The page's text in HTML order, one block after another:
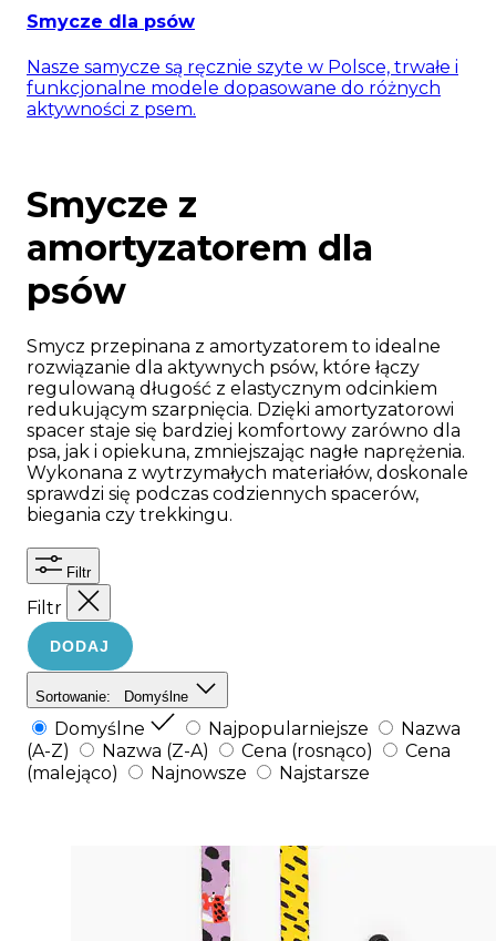
Smycze dla psów
Nasze samycze są ręcznie szyte w Polsce, trwałe i
funkcjonalne modele dopasowane do różnych
aktywności z psem.
Smycze z
amortyzatorem dla
psów
Smycz przepinana z amortyzatorem to idealne
rozwiązanie dla aktywnych psów, które łączy
regulowaną długość z elastycznym odcinkiem
redukującym szarpnięcia. Dzięki amortyzatorowi
spacer staje się bardziej komfortowy zarówno dla
psa, jak i opiekuna, zmniejszając nagłe naprężenia.
Wykonana z wytrzymałych materiałów, doskonale
sprawdzi się podczas codziennych spacerów,
biegania czy trekkingu.
Filtr
Filtr
DODAJ
Sortowanie: Domyślne
Domyślne Najpopularniejsze
Nazwa
(A-Z)
Nazwa (Z-A) Cena (rosnąco)
Cena
(malejąco)
Najnowsze Najstarsze